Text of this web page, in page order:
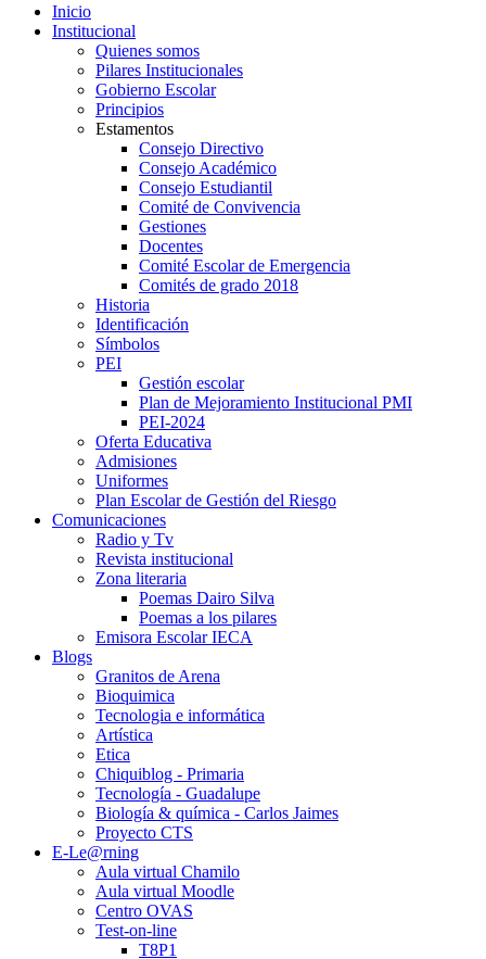
Inicio
Institucional
Quienes somos
Pilares Institucionales
Gobierno Escolar
Principios
Estamentos
Consejo Directivo
Consejo Académico
Consejo Estudiantil
Comité de Convivencia
Gestiones
Docentes
Comité Escolar de Emergencia
Comités de grado 2018
Historia
Identificación
Símbolos
PEI
Gestión escolar
Plan de Mejoramiento Institucional PMI
PEI-2024
Oferta Educativa
Admisiones
Uniformes
Plan Escolar de Gestión del Riesgo
Comunicaciones
Radio y Tv
Revista institucional
Zona literaria
Poemas Dairo Silva
Poemas a los pilares
Emisora Escolar IECA
Blogs
Granitos de Arena
Bioquimica
Tecnologia e informática
Artística
Etica
Chiquiblog - Primaria
Tecnología - Guadalupe
Biología & química - Carlos Jaimes
Proyecto CTS
E-Le@rning
Aula virtual Chamilo
Aula virtual Moodle
Centro OVAS
Test-on-line
T8P1